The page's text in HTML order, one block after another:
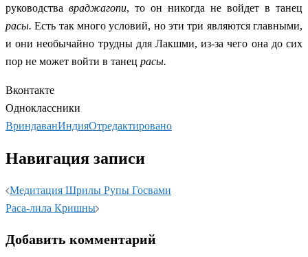
руководства враджагопи, то он никогда не войдет в танец
расы. Есть так много условий, но эти три являются главными,
и они необычайно трудны для Лакшми, из-за чего она до сих
пор не может войти в танец расы.
Вконтакте
Одноклассники
ВриндаванИндияОтредактировано
Навигация записи
Медитация Шрилы Рупы Госвами
Раса-лила Кришны
Добавить комментарий